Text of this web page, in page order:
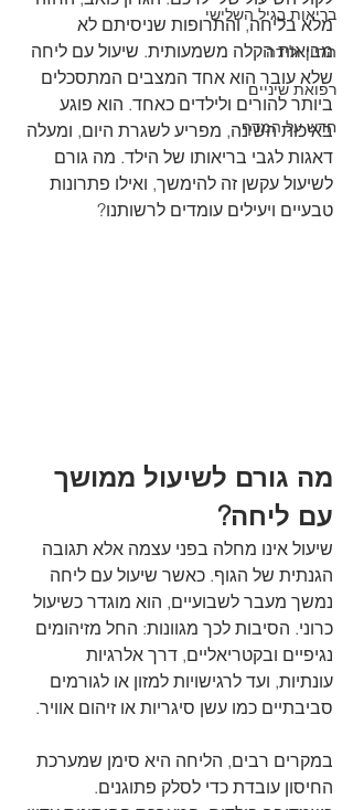
בריאות בגיל השלישי
הריון ולידה
רפואת שיניים
חדש על המדף
מלא בליחה, והתרופות שניסיתם לא
מביאות הקלה משמעותית. שיעול עם ליחה
שלא עובר הוא אחד המצבים המתסכלים
ביותר להורים ולילדים כאחד. הוא פוגע
באיכות השינה, מפריע לשגרת היום, ומעלה
דאגות לגבי בריאותו של הילד. מה גורם
לשיעול עקשן זה להימשך, ואילו פתרונות
טבעיים ויעילים עומדים לרשותנו?
מה גורם לשיעול ממושך
עם ליחה?
שיעול אינו מחלה בפני עצמה אלא תגובה
הגנתית של הגוף. כאשר שיעול עם ליחה
נמשך מעבר לשבועיים, הוא מוגדר כשיעול
כרוני. הסיבות לכך מגוונות: החל מזיהומים
נגיפיים ובקטריאליים, דרך אלרגיות
עונתיות, ועד לרגישויות למזון או לגורמים
סביבתיים כמו עשן סיגריות או זיהום אוויר.
במקרים רבים, הליחה היא סימן שמערכת
החיסון עובדת כדי לסלק פתוגנים.